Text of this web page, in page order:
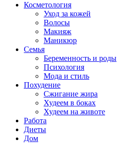
Косметология
Уход за кожей
Волосы
Макияж
Маникюр
Семья
Беременность и роды
Психология
Мода и стиль
Похудение
Сжигание жира
Худеем в боках
Худеем на животе
Работа
Диеты
Дом